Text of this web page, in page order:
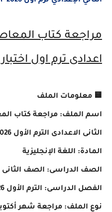
مراجعة كتاب
اعدادى ترم اول اختبار
🟨 معلومات الملف
اسم الملف: مراجعة كتاب
الثانى الاعدادى الترم الأول 2026 PDF
المادة: اللغة الإنجليزية
الصف الدراسى: الصف الثانى
الفصل الدراسى: الترم الأول 2026
نوع الملف: مراجعة شهر